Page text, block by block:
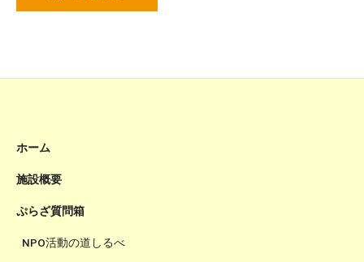
ホーム
施設概要
ぷらざ質問箱
NPO活動の道しるべ